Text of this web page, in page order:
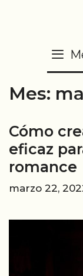
Mes:
Cómo
eficaz
romance
marzo 22,